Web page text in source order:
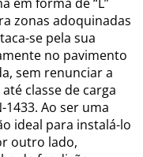
zonas adoquinadas
se pela sua
no pavimento
sem renunciar a
classe de carga
Ao ser uma
ideal para instalá-lo
outro lado,